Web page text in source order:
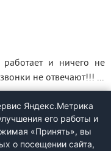
и ничего не
не отвечают!!! ...
Яндекс.Метрика
его работы и
«Принять», вы
о посещении сайта,